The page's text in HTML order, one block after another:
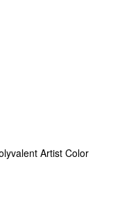
Artist Color